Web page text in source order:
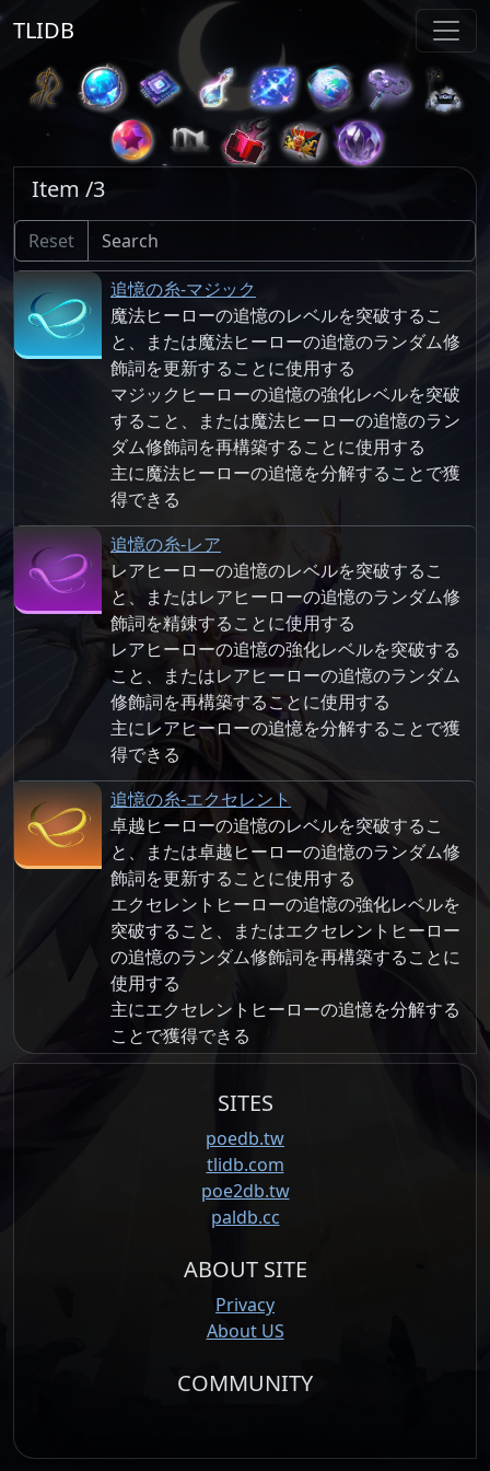
TLIDB
Item /3
Reset
追憶の糸-マジック
魔法ヒーローの追憶のレベルを突破するこ
と、または魔法ヒーローの追憶のランダム修
飾詞を更新することに使用する
マジックヒーローの追憶の強化レベルを突破
すること、または魔法ヒーローの追憶のラン
ダム修飾詞を再構築することに使用する
主に魔法ヒーローの追憶を分解することで獲
得できる
追憶の糸-レア
レアヒーローの追憶のレベルを突破するこ
と、またはレアヒーローの追憶のランダム修
飾詞を精錬することに使用する
レアヒーローの追憶の強化レベルを突破する
こと、またはレアヒーローの追憶のランダム
修飾詞を再構築することに使用する
主にレアヒーローの追憶を分解することで獲
得できる
追憶の糸-エクセレント
卓越ヒーローの追憶のレベルを突破するこ
と、または卓越ヒーローの追憶のランダム修
飾詞を更新することに使用する
エクセレントヒーローの追憶の強化レベルを
突破すること、またはエクセレントヒーロー
の追憶のランダム修飾詞を再構築することに
使用する
主にエクセレントヒーローの追憶を分解する
ことで獲得できる
SITES
poedb.tw
tlidb.com
poe2db.tw
paldb.cc
ABOUT SITE
Privacy
About US
COMMUNITY